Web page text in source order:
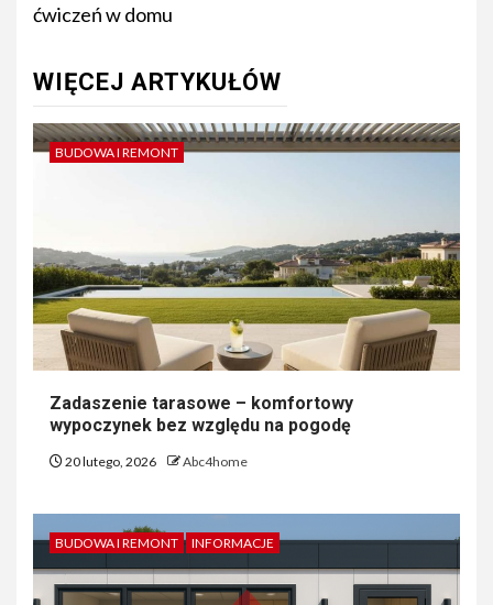
ćwiczeń w domu
WIĘCEJ ARTYKUŁÓW
BUDOWA I REMONT
Zadaszenie tarasowe – komfortowy
wypoczynek bez względu na pogodę
20 lutego, 2026 Abc4home
BUDOWA I REMONT INFORMACJE